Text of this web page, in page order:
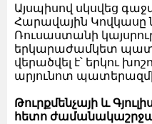
Այսպիսով սկսվեց
Հարավային Կովկասը
Ռուսաստանի
երկարաժամկետ
վերածվել է՝ երկու
արյունոտ
Թուրքմենչայի և
հետո